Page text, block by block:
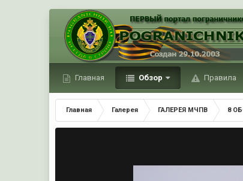
Главная Обзор Правила
Главная Галерея ГАЛЕРЕЯ МЧПВ 8